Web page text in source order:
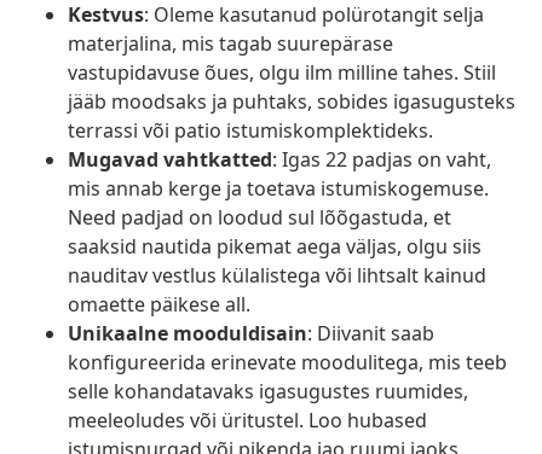
Kestvus: Oleme kasutanud polürotangit selja
materjalina, mis tagab suurepärase
vastupidavuse õues, olgu ilm milline tahes. Stiil
jääb moodsaks ja puhtaks, sobides igasugusteks
terrassi või patio istumiskomplektideks.
Mugavad vahtkatted: Igas 22 padjas on vaht,
mis annab kerge ja toetava istumiskogemuse.
Need padjad on loodud sul lõõgastuda, et
saaksid nautida pikemat aega väljas, olgu siis
nauditav vestlus külalistega või lihtsalt kainud
omaette päikese all.
Unikaalne mooduldisain: Diivanit saab
konfigureerida erinevate moodulitega, mis teeb
selle kohandatavaks igasugustes ruumides,
meeleoludes või üritustel. Loo hubased